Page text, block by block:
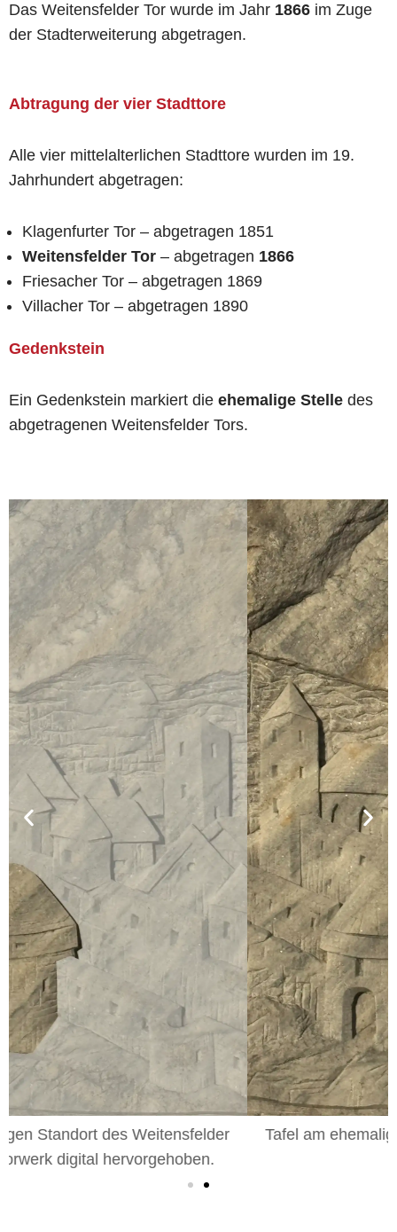
Das Weitensfelder Tor wurde im Jahr 1866 im Zuge
der Stadterweiterung abgetragen.
Abtragung der vier Stadttore
Alle vier mittelalterlichen Stadttore wurden im 19.
Jahrhundert abgetragen:
Klagenfurter Tor – abgetragen 1851
Weitensfelder Tor – abgetragen 1866
Friesacher Tor – abgetragen 1869
Villacher Tor – abgetragen 1890
Gedenkstein
Ein Gedenkstein markiert die ehemalige Stelle des
abgetragenen Weitensfelder Tors.
Tafel am ehemaligen Standort des Weitensfelder
Tors.